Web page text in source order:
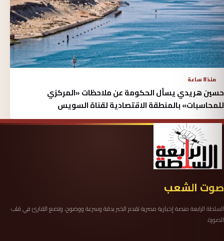
منذ 8 ساعة
حسين هريدي يسأل الحكومة عن ملاحظات «المركزي
للمحاسبات» بالمنطقة الاقتصادية لقناة السويس
صوت الشعب
السلطة الرابعة منصة إخبارية مصرية تقدم الخبر بدقة وسرعة ووضوح، وتضع القارئ في قلب
الصورة.